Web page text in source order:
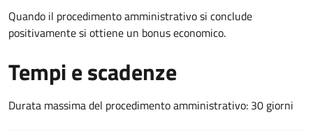
Quando il procedimento amministrativo si conclude
positivamente si ottiene un bonus economico.
Tempi e scadenze
Durata massima del procedimento amministrativo: 30 giorni